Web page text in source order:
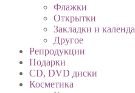
Флажки
Открытки
Закладки и
Другое
Репродукции
Подарки
CD, DVD диски
Косметика